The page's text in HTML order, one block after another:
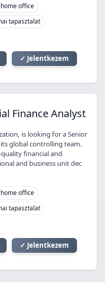
office
tapasztalat
✓ Jelentkezem
Finance Analyst
is looking for a Senior
global controlling team.
financial and
and business unit dec
office
tapasztalat
✓ Jelentkezem